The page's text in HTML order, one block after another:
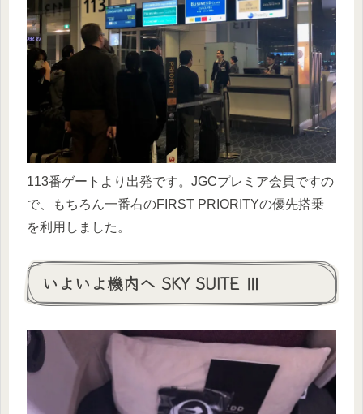
113番ゲートより出発です。JGCプレミア会員ですの
で、もちろん一番右のFIRST PRIORITYの優先搭乗
を利用しました。
いよいよ機内へ SKY SUITE Ⅲ